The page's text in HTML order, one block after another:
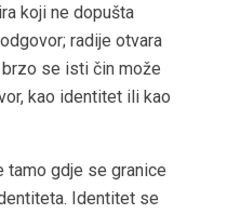
koji ne dopušta
radije otvara
se isti čin može
kao identitet ili kao
tamo gdje se granice
Identitet se